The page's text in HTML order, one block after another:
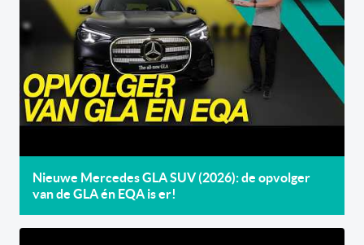
Nieuwe Mercedes GLA SUV (2026): de opvolger
van de GLA én EQA is er!